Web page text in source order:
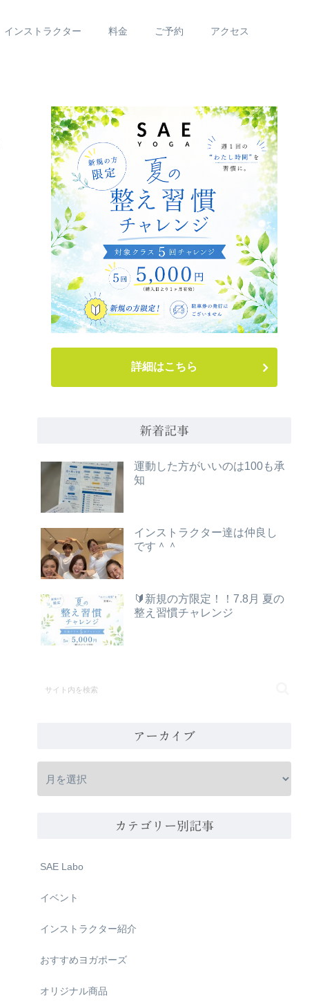
インストラクター 料金 ご予約 アクセス
詳細はこちら
新着記事
運動した方がいいのは100も承
知
インストラクター達は仲良し
です＾＾
🔰新規の方限定！！7.8月 夏の
整え習慣チャレンジ
アーカイブ
カテゴリー別記事
SAE Labo
イベント
インストラクター紹介
おすすめヨガポーズ
オリジナル商品